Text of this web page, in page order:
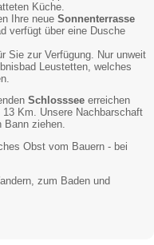
Küche.
Ihre neue Sonnenterrasse
verfügt über eine Dusche
Sie zur Verfügung. Nur unweit
Leustetten, welches
Schlosssee erreichen
Km. Unsere Nachbarschaft
Bann ziehen.
Obst vom Bauern - bei
zum Baden und